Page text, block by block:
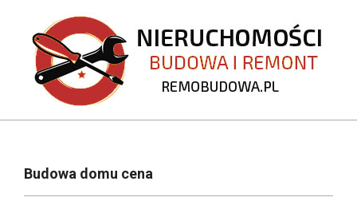
content
REMOBUDOWA.PL
NavigationBudowa domu cena